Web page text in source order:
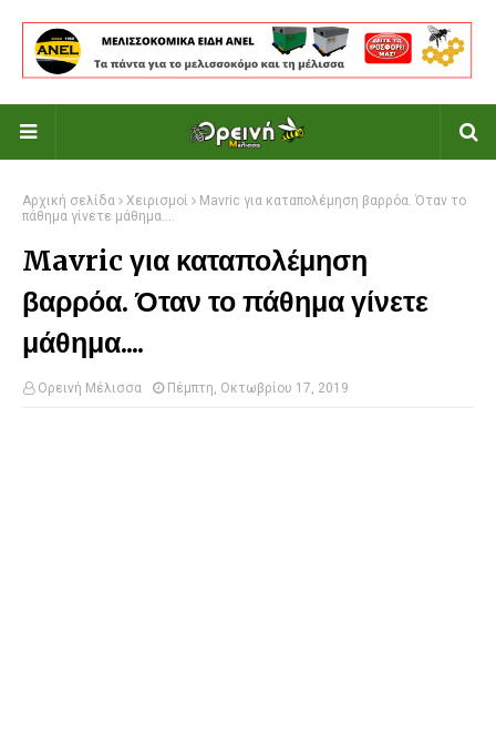
Αρχική σελίδα Χειρισμοί
Mavric για καταπολέμηση βαρρόα. Όταν το
πάθημα γίνετε μάθημα....
Mavric για καταπολέμηση
βαρρόα. Όταν το πάθημα γίνετε
μάθημα....
Ορεινή Μέλισσα Πέμπτη, Οκτωβρίου 17, 2019